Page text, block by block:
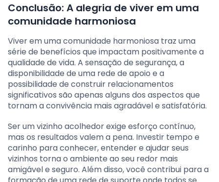
Conclusão: A alegria de viver em uma
comunidade harmoniosa
Viver em uma comunidade harmoniosa traz uma
série de benefícios que impactam positivamente a
qualidade de vida. A sensação de segurança, a
disponibilidade de uma rede de apoio e a
possibilidade de construir relacionamentos
significativos são apenas alguns dos aspectos que
tornam a convivência mais agradável e satisfatória.
Ser um vizinho acolhedor exige esforço contínuo,
mas os resultados valem a pena. Investir tempo e
carinho para conhecer, entender e ajudar seus
vizinhos torna o ambiente ao seu redor mais
amigável e seguro. Além disso, você contribui para a